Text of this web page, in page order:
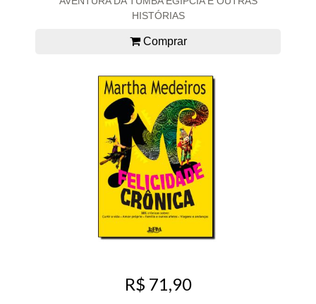
HISTÓRIAS
Comprar
R$ 71,90